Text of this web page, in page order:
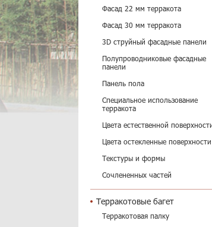
Фасад 22 мм терракота
Фасад 30 мм терракота
3D струйный фасадные панели
Полупроводниковые фасадные
панели
Панель пола
Специальное использование
терракота
Цвета естественной
Цвета остекленные поверхности
Текстуры и формы
Сочлененных частей
Терракотовые багет
Терракотовая палку